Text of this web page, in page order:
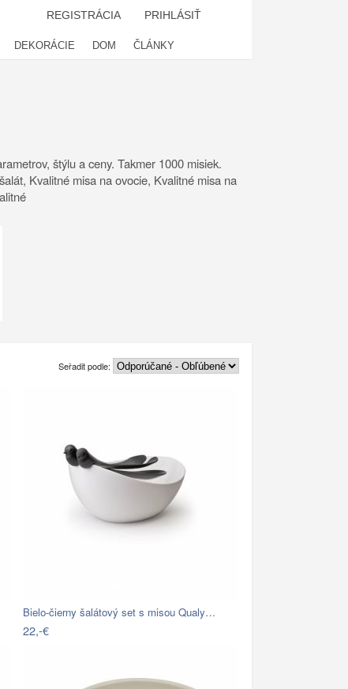
REGISTRÁCIA PRIHLÁSIŤ
DEKORÁCIE DOM ČLÁNKY
štýlu a ceny. Takmer 1000 misiek.
Kvalitné misa na ovocie, Kvalitné misa na
Seřadit podle:
Bielo-čierny šalátový set s misou Qualy…
22,-€